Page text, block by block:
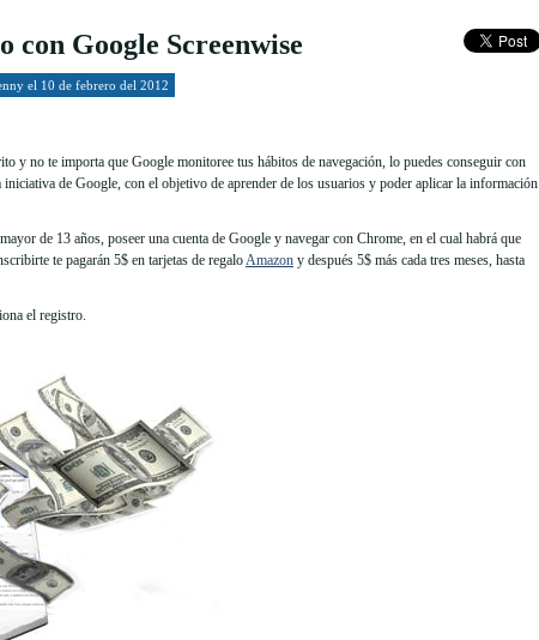
con Google Screenwise
el 10 de febrero del 2012
y no te importa que Google monitoree tus hábitos de navegación, lo puedes conseguir con
iniciativa de Google, con el objetivo de aprender de los usuarios y poder aplicar la información
de 13 años, poseer una cuenta de Google y navegar con Chrome, en el cual habrá que
te pagarán 5$ en tarjetas de regaloAmazon y después 5$ más cada tres meses, hasta
el registro.